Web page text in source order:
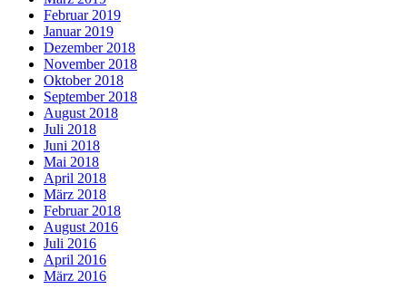
Februar 2019
Januar 2019
Dezember 2018
November 2018
Oktober 2018
September 2018
August 2018
Juli 2018
Juni 2018
Mai 2018
April 2018
März 2018
Februar 2018
August 2016
Juli 2016
April 2016
März 2016